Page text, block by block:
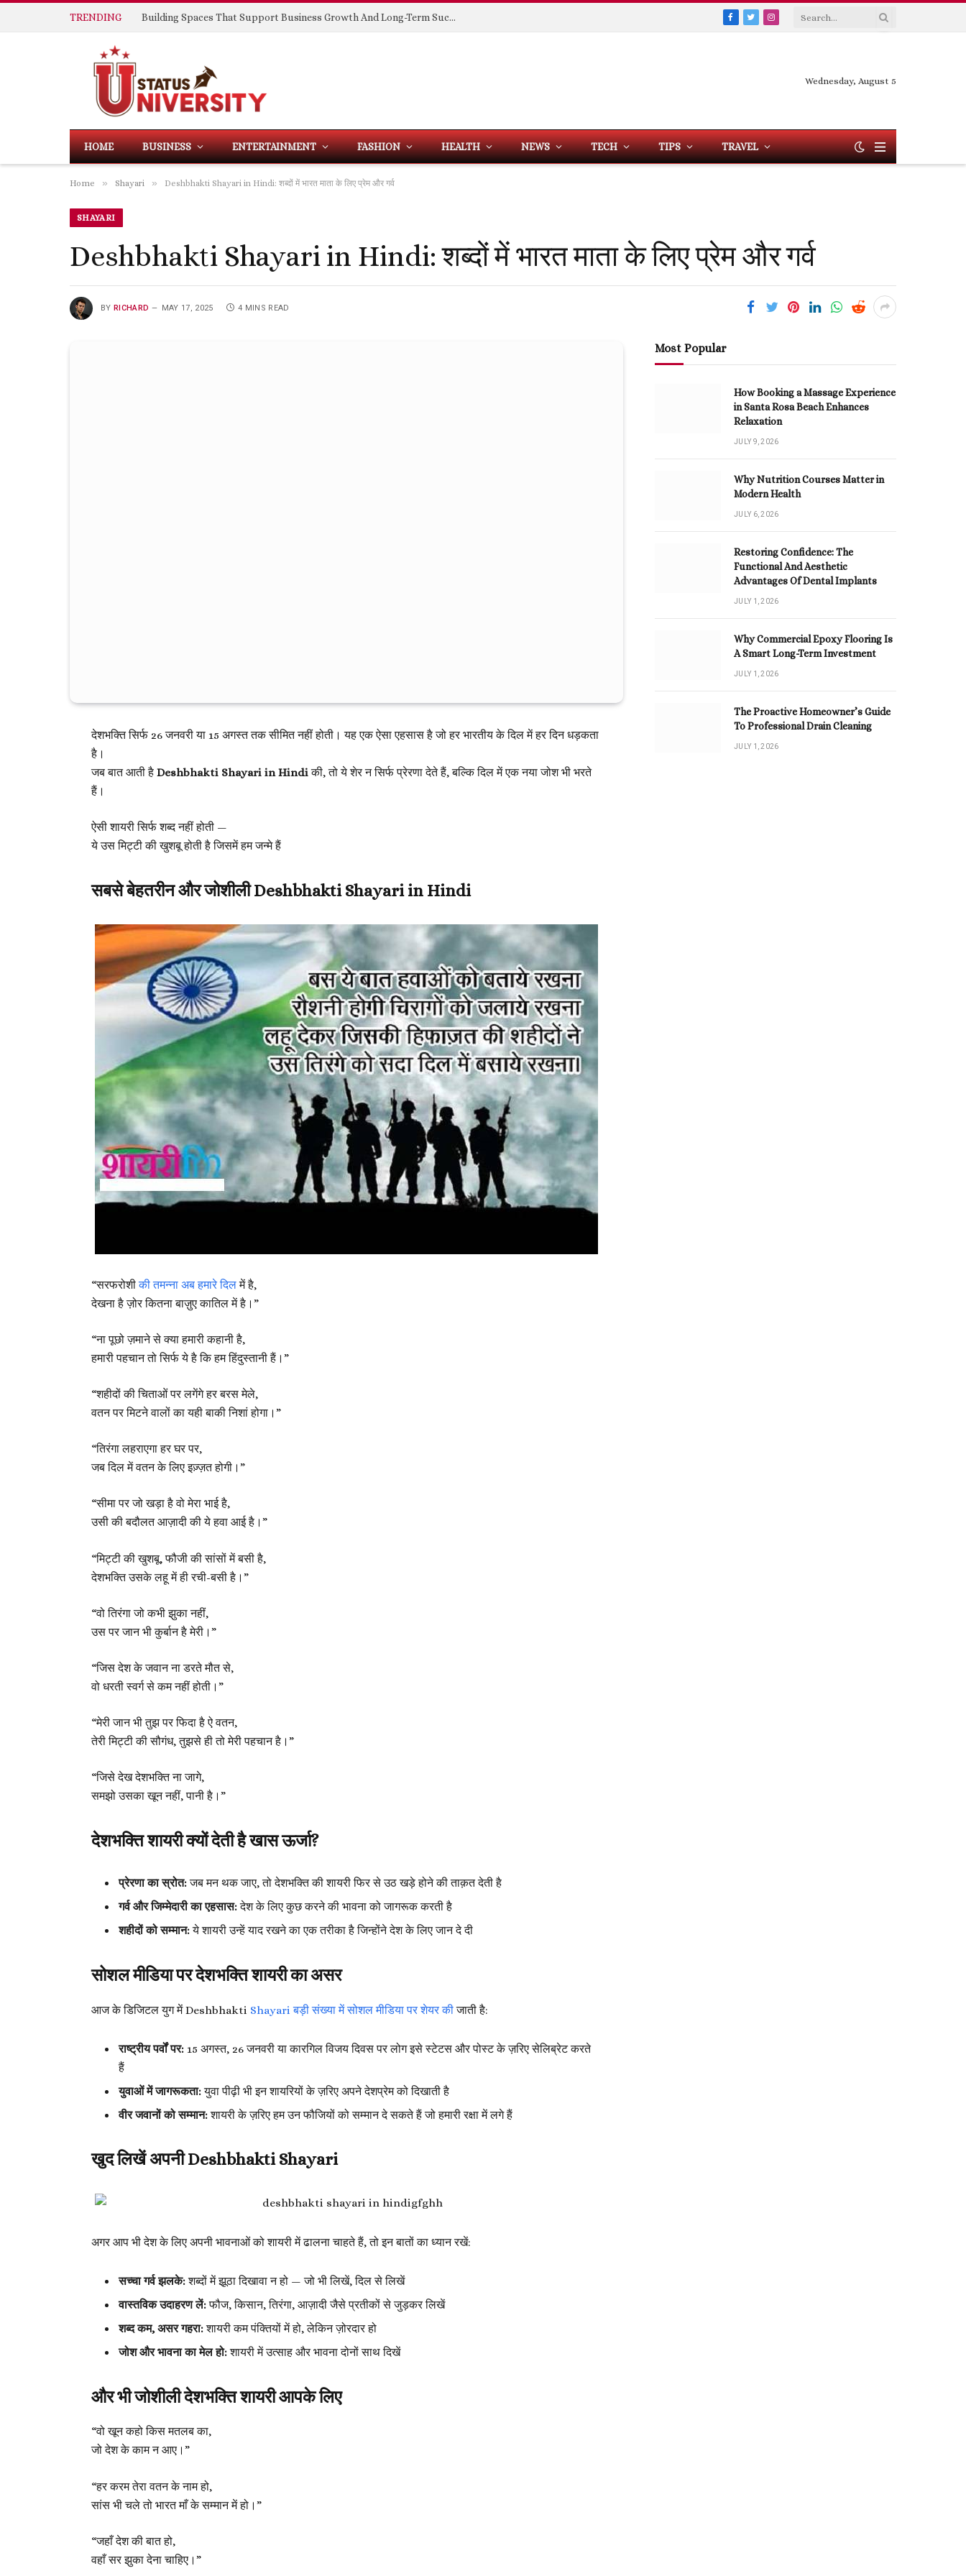
TRENDING Building Spaces That Support Business Growth And Long-Term Success
Facebook
TwitterInstagram
Wednesday, August 5
HOME BUSINESS ENTERTAINMENT FASHION HEALTH NEWS TECH TIPS TRAVEL
Home » Shayari » Deshbhakti Shayari in Hindi: शब्दों में भारत माता के लिए प्रेम और गर्व
SHAYARI
Deshbhakti Shayari in Hindi: शब्दों में भारत माता के लिए प्रेम और गर्व
BY RICHARD MAY 17, 2025 4 MINS READ
देशभक्ति सिर्फ 26 जनवरी या 15 अगस्त तक सीमित नहीं होती। यह एक ऐसा एहसास है जो हर भारतीय के दिल में हर दिन धड़कता
है।
जब बात आती हैDeshbhakti Shayari in Hindiकी, तो ये शेर न सिर्फ प्रेरणा देते हैं, बल्कि दिल में एक नया जोश भी भरते
हैं।
ऐसी शायरी सिर्फ शब्द नहीं होती —
ये उस मिट्टी की खुशबू होती है जिसमें हम जन्मे हैं
सबसे बेहतरीन और जोशीली Deshbhakti Shayari in Hindi
“सरफरोशीकी तमन्ना अब हमारे दिलमें है,
देखना है ज़ोर कितना बाज़ुए कातिल में है।”
“ना पूछो ज़माने से क्या हमारी कहानी है,
हमारी पहचान तो सिर्फ ये है कि हम हिंदुस्तानी हैं।”
“शहीदों की चिताओं पर लगेंगे हर बरस मेले,
वतन पर मिटने वालों का यही बाकी निशां होगा।”
“तिरंगा लहराएगा हर घर पर,
जब दिल में वतन के लिए इज़्ज़त होगी।”
“सीमा पर जो खड़ा है वो मेरा भाई है,
उसी की बदौलत आज़ादी की ये हवा आई है।”
“मिट्टी की खुशबू, फौजी की सांसों में बसी है,
देशभक्ति उसके लहू में ही रची-बसी है।”
“वो तिरंगा जो कभी झुका नहीं,
उस पर जान भी कुर्बान है मेरी।”
“जिस देश के जवान ना डरते मौत से,
वो धरती स्वर्ग से कम नहीं होती।”
“मेरी जान भी तुझ पर फिदा है ऐ वतन,
तेरी मिट्टी की सौगंध, तुझसे ही तो मेरी पहचान है।”
“जिसे देख देशभक्ति ना जागे,
समझो उसका खून नहीं, पानी है।”
देशभक्ति शायरी क्यों देती है खास ऊर्जा?
प्रेरणा का स्रोत:जब मन थक जाए, तो देशभक्ति की शायरी फिर से उठ खड़े होने की ताक़त देती है
गर्व और जिम्मेदारी का एहसास:देश के लिए कुछ करने की भावना को जागरूक करती है
शहीदों को सम्मान:ये शायरी उन्हें याद रखने का एक तरीका है जिन्होंने देश के लिए जान दे दी
सोशल मीडिया पर देशभक्ति शायरी का असर
आज के डिजिटल युग में Deshbhakti Shayari बड़ी संख्या में सोशल मीडिया पर शेयर कीजाती है:
राष्ट्रीय पर्वों पर: 15 अगस्त, 26 जनवरी या कारगिल विजय दिवस पर लोग इसे स्टेटस और पोस्ट के ज़रिए सेलिब्रेट करते
हैं
युवाओं में जागरूकता:युवा पीढ़ी भी इन शायरियों के ज़रिए अपने देशप्रेम को दिखाती है
वीर जवानों को सम्मान:शायरी के ज़रिए हम उन फौजियों को सम्मान दे सकते हैं जो हमारी रक्षा में लगे हैं
खुद लिखें अपनी Deshbhakti Shayari
अगर आप भी देश के लिए अपनी भावनाओं को शायरी में ढालना चाहते हैं, तो इन बातों का ध्यान रखें:
सच्चा गर्व झलके:शब्दों में झूठा दिखावा न हो — जो भी लिखें, दिल से लिखें
वास्तविक उदाहरण लें:फौज, किसान, तिरंगा, आज़ादी जैसे प्रतीकों से जुड़कर लिखें
शब्द कम, असर गहरा:शायरी कम पंक्तियों में हो, लेकिन ज़ोरदार हो
जोश और भावना का मेल हो:शायरी में उत्साह और भावना दोनों साथ दिखें
और भी जोशीली देशभक्ति शायरी आपके लिए
“वो खून कहो किस मतलब का,
जो देश के काम न आए।”
“हर करम तेरा वतन के नाम हो,
सांस भी चले तो भारत माँ के सम्मान में हो।”
“जहाँ देश की बात हो,
वहाँ सर झुका देना चाहिए।”
Most Popular
How Booking a Massage Experience
in Santa Rosa Beach Enhances
Relaxation
JULY 9, 2026
Why Nutrition Courses Matter in
Modern Health
JULY 6, 2026
Restoring Confidence: The
Functional And Aesthetic
Advantages Of Dental Implants
JULY 1, 2026
Why Commercial Epoxy Flooring Is
A Smart Long-Term Investment
JULY 1, 2026
The Proactive Homeowner’s Guide
To Professional Drain Cleaning
JULY 1, 2026